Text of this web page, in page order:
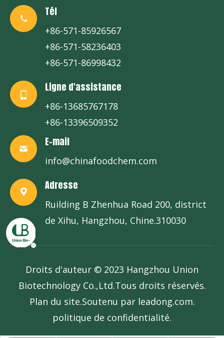
Tél
+86-571-85926567
+86-571-58236403
+86-571-86998432
Ligne d'assistance
+86-13685767178
+86-13396509352
E-mail
info@chinafoodchem.com
Adresse
Ruilding B Zhenhua Road 200, district
de Xihu, Hangzhou, Chine.310030
Droits d'auteur © 2023 Hangzhou Union
Biotechnology Co.,Ltd.Tous droits réservés.
Plan du site.Soutenu par leadong.com.
politique de confidentialité.